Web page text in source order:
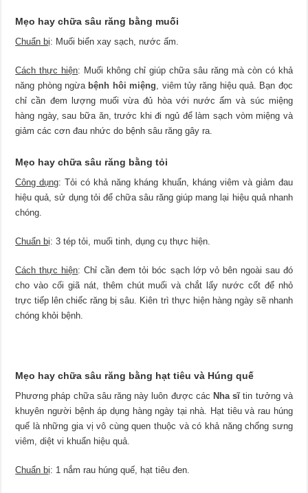
Mẹo hay chữa sâu răng bằng muối
Chuẩn bị: Muối biển xay sạch, nước ấm.
Cách thực hiện: Muối không chỉ giúp chữa sâu răng mà còn có khả
năng phòng ngừa bệnh hôi miệng, viêm tủy răng hiệu quả. Bạn đọc
chỉ cần đem lượng muối vừa đủ hòa với nước ấm và súc miệng
hàng ngày, sau bữa ăn, trước khi đi ngủ để làm sạch vòm miệng và
giảm các cơn đau nhức do bệnh sâu răng gây ra.
Mẹo hay chữa sâu răng bằng tỏi
Công dụng: Tỏi có khả năng kháng khuẩn, kháng viêm và giảm đau
hiệu quả, sử dụng tỏi để chữa sâu răng giúp mang lại hiệu quả nhanh
chóng.
Chuẩn bị: 3 tép tỏi, muối tinh, dụng cụ thực hiện.
Cách thực hiện: Chỉ cần đem tỏi bóc sạch lớp vỏ bên ngoài sau đó
cho vào cối giã nát, thêm chút muối và chắt lấy nước cốt để nhỏ
trực tiếp lên chiếc răng bị sâu. Kiên trì thực hiện hàng ngày sẽ nhanh
chóng khỏi bệnh.
Mẹo hay chữa sâu răng bằng hạt tiêu và Húng quế
Phương pháp chữa sâu răng này luôn được các Nha sĩ tin tưởng và
khuyên người bệnh áp dụng hàng ngày tại nhà. Hạt tiêu và rau húng
quế là những gia vị vô cùng quen thuộc và có khả năng chống sưng
viêm, diệt vi khuẩn hiệu quả.
Chuẩn bị: 1 nắm rau húng quế, hạt tiêu đen.